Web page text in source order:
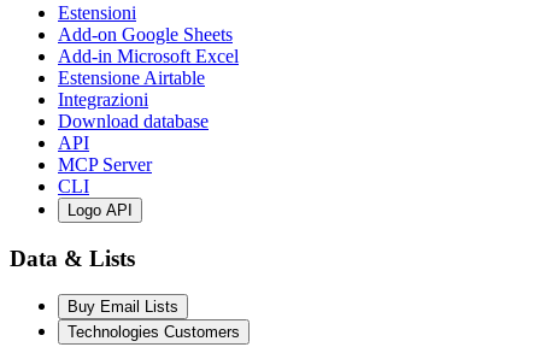
Estensioni
Add-on Google Sheets
Add-in Microsoft Excel
Estensione Airtable
Integrazioni
Download database
API
MCP Server
CLI
Logo API
Data & Lists
Buy Email Lists
Technologies Customers